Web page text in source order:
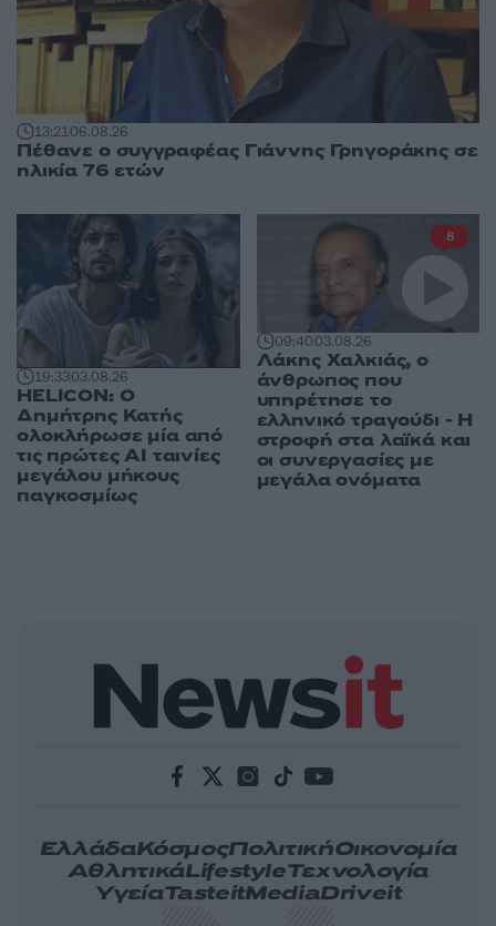
13:2106.08.26
Πέθανε ο συγγραφέας Γιάννης Γρηγοράκης σε
ηλικία 76 ετών
19:3303.08.26
HELICON: Ο
Δημήτρης Κατής
ολοκλήρωσε μία από
τις πρώτες AI ταινίες
μεγάλου μήκους
παγκοσμίως
09:4003.08.26
Λάκης Χαλκιάς, ο
άνθρωπος που
υπηρέτησε το
ελληνικό τραγούδι - Η
στροφή στα λαϊκά και
οι συνεργασίες με
μεγάλα ονόματα
8
ΕλλάδαΚόσμοςΠολιτικήΟικονομία
ΑθλητικάLifestyleΤεχνολογία
ΥγείαTasteitMediaDriveit